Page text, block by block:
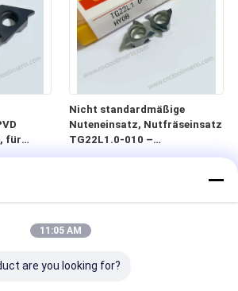
für
(außer
Nicht standardmäßige
Nuteneinsatz, Nutfräseinsatz
TG22L1.0-010 –
Unbeschichtet, für Aluminium
11:05 AM
are you looking for?